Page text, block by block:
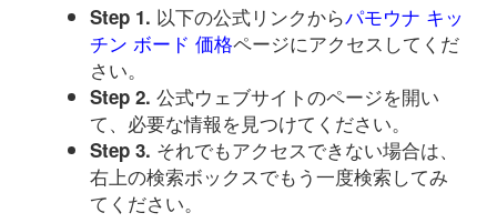
Step 1. 以下の公式リンクからパモウナ キッ
チン ボード 価格ページにアクセスしてくだ
さい。
Step 2. 公式ウェブサイトのページを開い
て、必要な情報を見つけてください。
Step 3. それでもアクセスできない場合は、
右上の検索ボックスでもう一度検索してみ
てください。